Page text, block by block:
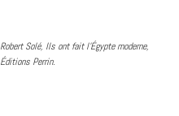
Robert Solé, Ils ont fait l’Égypte moderne,
Éditions Perrin.